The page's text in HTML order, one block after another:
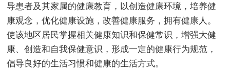
导患者及其家属的健康教育，以创造健康环境，培养健
康观念，优化健康设施，改善健康服务，拥有健康人。
使该地区居民掌握相关健康知识和保健常识，增强大健
康、创造和自我保健意识，形成一定的健康行为规范，
倡导良好的生活习惯和健康的生活方式。